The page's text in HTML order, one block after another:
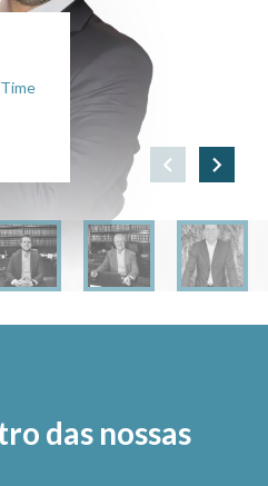
das nossas